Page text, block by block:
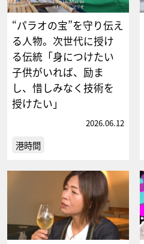
“パラオの宝”を守り伝え
る人物。次世代に授け
る伝統「身につけたい
子供がいれば、励ま
し、惜しみなく技術を
授けたい」
2026.06.12
港時間